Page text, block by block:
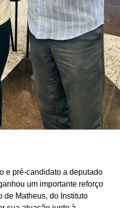
e pré-candidato a deputado
um importante reforço
de Matheus, do Instituto